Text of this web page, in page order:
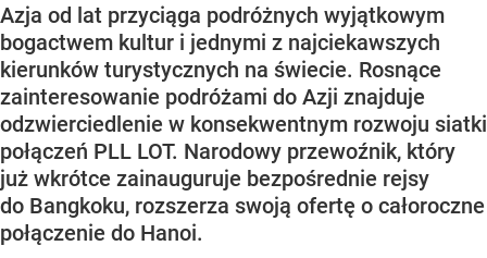
Azja od lat przyciąga podróżnych wyjątkowym
bogactwem kultur i jednymi z najciekawszych
kierunków turystycznych na świecie. Rosnące
zainteresowanie podróżami do Azji znajduje
odzwierciedlenie w konsekwentnym rozwoju siatki
połączeń PLL LOT. Narodowy przewoźnik, który
już wkrótce zainauguruje bezpośrednie rejsy
do Bangkoku, rozszerza swoją ofertę o całoroczne
połączenie do Hanoi.